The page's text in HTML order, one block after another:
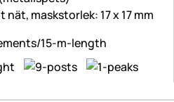
maskstorlek: 17 x 17 mm